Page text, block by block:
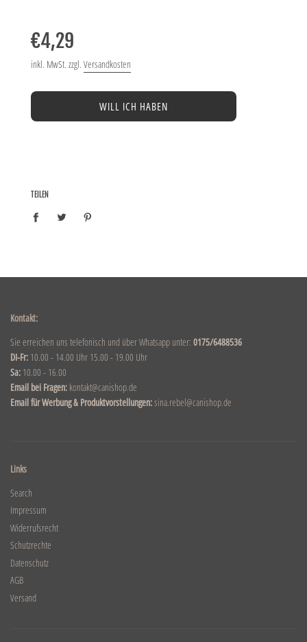
Preis
€4,29
inkl. MwSt. zzgl. Versandkosten
WILL ICH HABEN
TEILEN
Kontakt:
Sie erreichen uns telefonisch und über Whatsapp unter: 0175/6488536
DI-Fr: 10.00 - 14.00 Uhr 15.00 - 19.00 Uhr
Sa: 10.00 - 16.00
Email bei Fragen: kontakt@canishop.de
Email für Werbung & Produktvorstellungen:sina.rebel@canishop.de
Links
Search
Impressum
Widerrufsrecht
Schutzrechte
Datenschutz
AGB
Versand